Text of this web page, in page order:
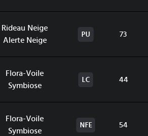
Rideau Neige
Alerte Neige
PU 73
Flora-Voile
Symbiose
LC 44
Flora-Voile
Symbiose
NFE 54